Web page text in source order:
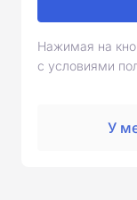
Нажимая на
с условиями
У